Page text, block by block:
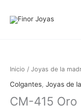
Inicio / Joyas de la
Colgantes, Joyas de
CM-415 Oro